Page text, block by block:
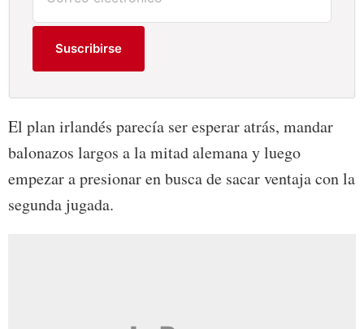
Suscribirse
El plan irlandés parecía ser esperar atrás, mandar
balonazos largos a la mitad alemana y luego
empezar a presionar en busca de sacar ventaja con la
segunda jugada.